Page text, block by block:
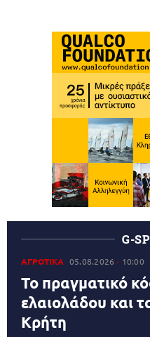
G-
ΑΓΡΟΤΙΚΑ 05.08.2026 10:00
Το πραγματικό
ελαιολάδου και
Κρήτη